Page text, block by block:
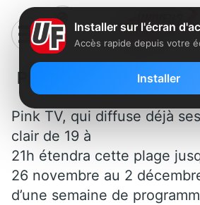
Pink TV, encore plus
Pink TV, qui diffuse déjà
clair de 19 à
21h étendra cette plage
26 novembre au 2
d’une semaine de
Installer sur l'écran
Accès rapide depuis votre
Installer